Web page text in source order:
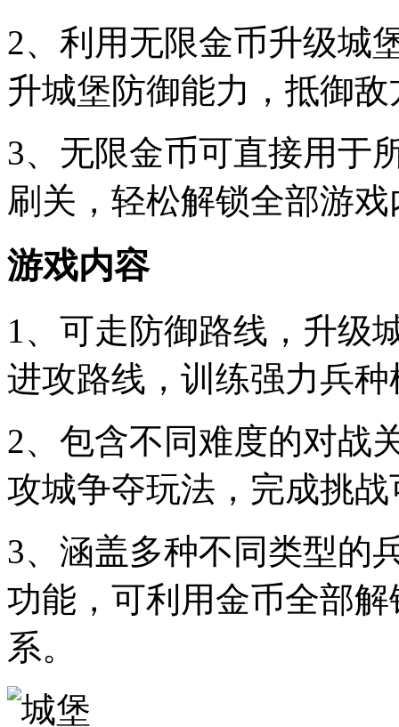
2、利用无限金币升级城
升城堡防御能力，抵御
3、无限金币可直接用于
刷关，轻松解锁全部游
游戏内容
1、可走防御路线，升级
进攻路线，训练强力兵
2、包含不同难度的对战
攻城争夺玩法，完成挑
3、涵盖多种不同类型的
功能，可利用金币全部
系。